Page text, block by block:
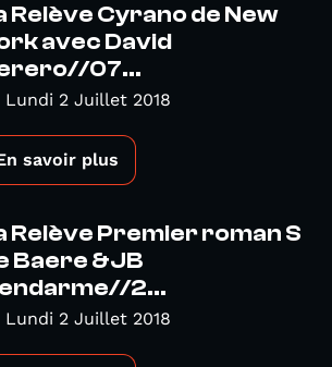
Relève Cyrano de New
avec David
07...
Lundi 2 Juillet 2018
savoir plus
Relève Premier roman S
Baere &JB
2...
Lundi 2 Juillet 2018